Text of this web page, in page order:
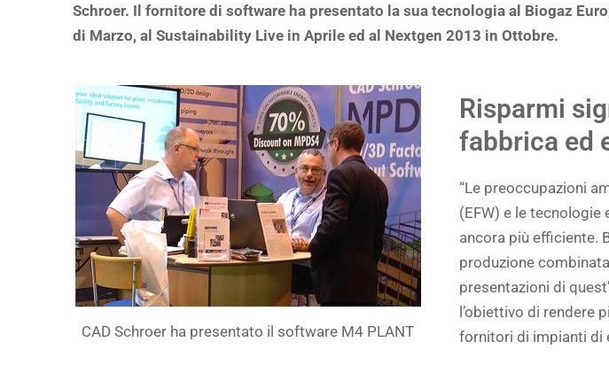
Schroer. Il fornitore di software ha presentato la sua tecnologia al Biogaz
di Marzo, al Sustainability Live in Aprile ed al Nextgen 2013 in Ottobre.
CAD Schroer ha presentato il software M4 PLANT
Risparmi
fabbrica ed
“Le preoccupazioni
(EFW) e le
ancora più efficiente.
produzione
presentazioni di
l’obiettivo di rendere
fornitori di impianti di